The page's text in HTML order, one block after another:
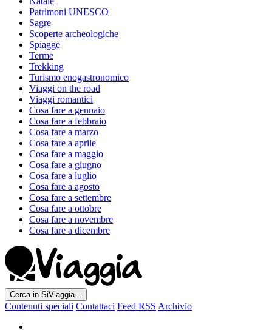
Patrimoni UNESCO
Sagre
Scoperte archeologiche
Spiagge
Terme
Trekking
Turismo enogastronomico
Viaggi on the road
Viaggi romantici
Cosa fare a gennaio
Cosa fare a febbraio
Cosa fare a marzo
Cosa fare a aprile
Cosa fare a maggio
Cosa fare a giugno
Cosa fare a luglio
Cosa fare a agosto
Cosa fare a settembre
Cosa fare a ottobre
Cosa fare a novembre
Cosa fare a dicembre
Cerca in SiViaggia...
Contenuti speciali Contattaci Feed RSS Archivio